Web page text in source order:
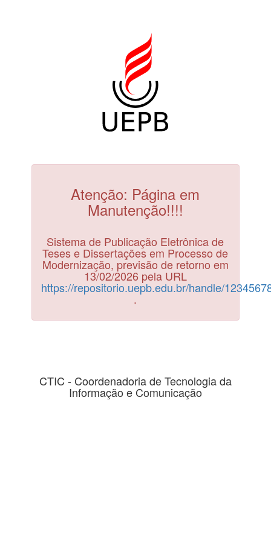
Atenção: Página em
Manutenção!!!!
Sistema de Publicação Eletrônica de
Teses e Dissertações em Processo de
Modernização, previsão de retorno em
13/02/2026 pela URL
https://repositorio.uepb.edu.br/handle/
.
CTIC - Coordenadoria de Tecnologia da
Informação e Comunicação